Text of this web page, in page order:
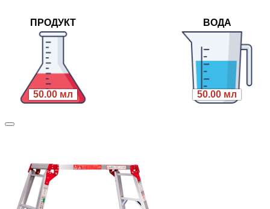
ПРОДУКТ
50.00 мл
ВОДА
50.00 мл